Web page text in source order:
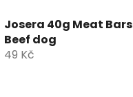
Josera 40g Meat Bars
Beef dog
49 Kč